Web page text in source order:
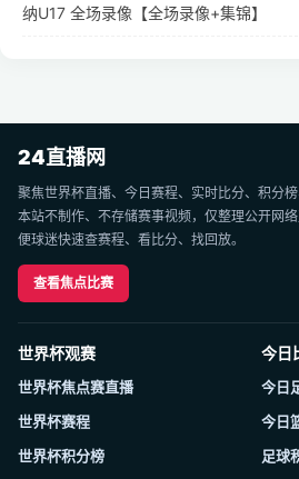
纳U17 全场录像【全场录像+集锦】
24直播网
聚焦世界杯直播、今日赛程、实时比分、积分
本站不制作、不存储赛事视频，仅整理公开网
便球迷快速查赛程、看比分、找回放。
查看焦点比赛
世界杯观赛
世界杯焦点赛直播
世界杯赛程
世界杯积分榜
今日
今日
今日
足球